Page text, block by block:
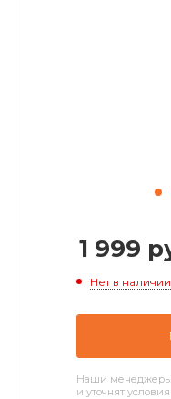
1 999
Нет в наличии
Наши менеджеры
и уточнят условия